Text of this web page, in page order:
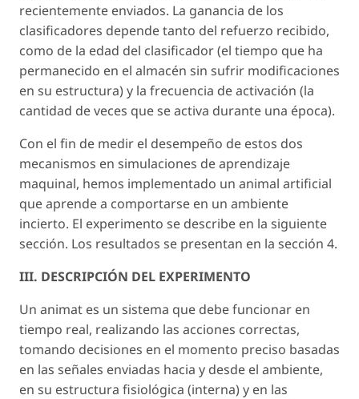
recientemente enviados. La ganancia de los
clasificadores depende tanto del refuerzo recibido,
como de la edad del clasificador (el tiempo que ha
permanecido en el almacén sin sufrir modificaciones
en su estructura) y la frecuencia de activación (la
cantidad de veces que se activa durante una época).
Con el fin de medir el desempeño de estos dos
mecanismos en simulaciones de aprendizaje
maquinal, hemos implementado un animal artificial
que aprende a comportarse en un ambiente
incierto. El experimento se describe en la siguiente
sección. Los resultados se presentan en la sección 4.
III. DESCRIPCIÓN DEL EXPERIMENTO
Un animat es un sistema que debe funcionar en
tiempo real, realizando las acciones correctas,
tomando decisiones en el momento preciso basadas
en las señales enviadas hacia y desde el ambiente,
en su estructura fisiológica (interna) y en las